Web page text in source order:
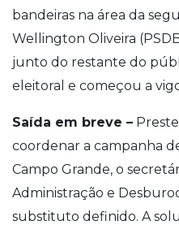
bandeiras na área da
Wellington Oliveira
junto do restante do
eleitoral e começou a
Saída em breve –
coordenar a campanha
Campo Grande, o
Administração e
substituto definido. A